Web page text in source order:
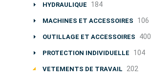
HYDRAULIQUE 184
MACHINES ET ACCESSOIRES 106
OUTILLAGE ET ACCESSOIRES 400
PROTECTION INDIVIDUELLE 104
VETEMENTS DE TRAVAIL 202